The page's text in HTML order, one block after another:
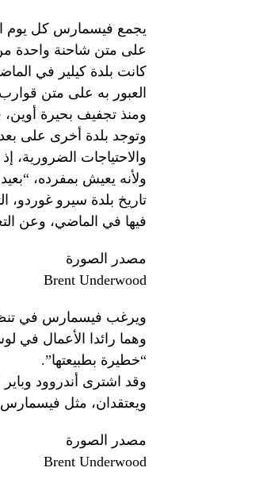
يجمع فيسمارس كل يوم
على متن شاحنة واحدة
كانت بلدة كيلير في
العبور به على متن
ومنذ تجفيف بحيرة أوين،
والاحتياجات الضرورية،
ولأنه يعيش بمفرده،
فيها في الماضي، وعن
مصدر الصورة
Brent Underwood
ويرغب فيسمارس في
وهما رائدا الأعمال في
“خطيرة بطبيعتها”.
وقد اشترى أندروود وباير البلدة مقابل 1.4 مليون دولار
ويعتقدان، مثل
مصدر الصورة
Brent Underwood